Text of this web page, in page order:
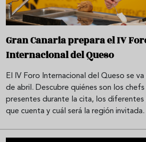
Gran Canaria prepara el IV
Internacional del Queso
El IV Foro Internacional del Queso se
de abril. Descubre quiénes son los
presentes durante la cita, los diferentes
que cuenta y cuál será la región invitada.